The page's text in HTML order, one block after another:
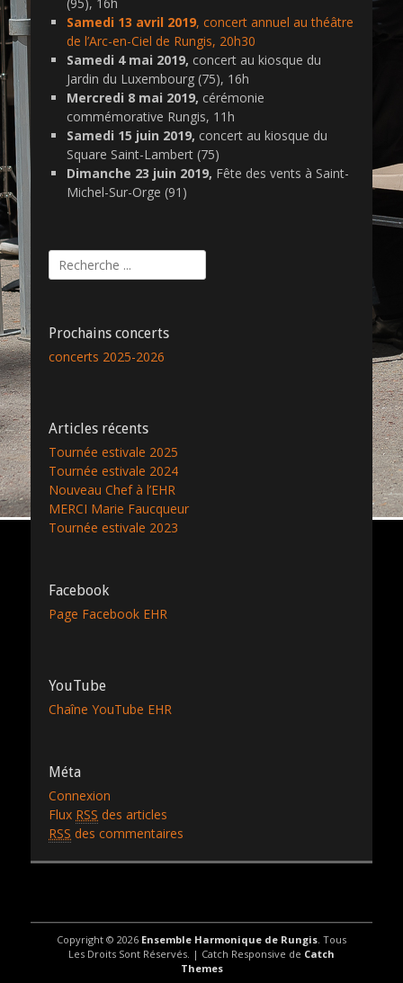
Samedi 13 avril 2019, concert annuel au théâtre
de l’Arc-en-Ciel de Rungis, 20h30
Samedi 4 mai 2019, concert au kiosque du
Jardin du Luxembourg (75), 16h
Mercredi 8 mai 2019, cérémonie
commémorative Rungis, 11h
Samedi 15 juin 2019, concert au kiosque du
Square Saint-Lambert (75)
Dimanche 23 juin 2019, Fête des vents à Saint-
Michel-Sur-Orge (91)
Rechercher :
Prochains concerts
concerts 2025-2026
Articles récents
Tournée estivale 2025
Tournée estivale 2024
Nouveau Chef à l’EHR
MERCI Marie Faucqueur
Tournée estivale 2023
Facebook
Page Facebook EHR
YouTube
Chaîne YouTube EHR
Méta
Connexion
Flux RSS des articles
RSS des commentaires
Copyright © 2026 Ensemble Harmonique de Rungis . Tous
Les Droits Sont Réservés. | Catch Responsive de Catch
Themes